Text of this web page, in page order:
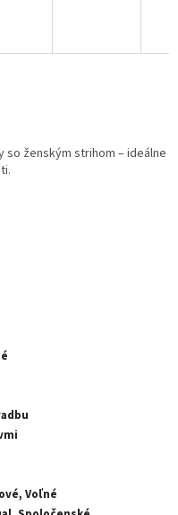
so ženským strihom – ideálne
Voľné